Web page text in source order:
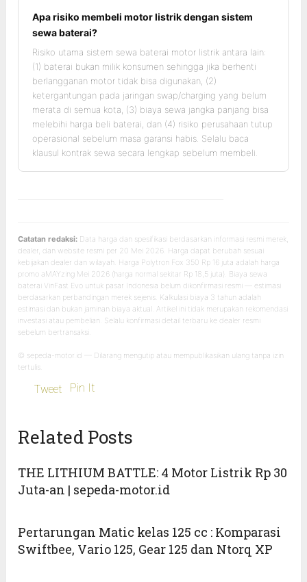
Apa risiko membeli motor listrik dengan sistem
sewa baterai?
Risiko utama sistem sewa baterai motor listrik antara lain:
(1) baterai bukan milik konsumen sehingga jika berhenti
berlangganan motor tidak bisa digunakan, (2)
ketergantungan pada jaringan swap/charging yang belum
merata di semua kota, (3) biaya sewa jangka panjang bisa
melebihi harga beli baterai, dan (4) risiko perusahaan tutup
operasional sebelum masa garansi habis. Selalu baca
klausul kontrak sewa secara lengkap sebelum membeli.
Catatan redaksi: Data harga dan spesifikasi berdasarkan informasi resmi merek,
dealer, dan website resmi per 20 Mei 2026. Harga dapat berubah sesuai
kebijakan dealer dan wilayah. Harga Polytron Fox 350 Rp 16 juta adalah harga
promo aMAYzing Mei 2026 (harga normal sekitar Rp 18,5 juta). Biaya sewa
baterai VinFast Evo untuk pasar Indonesia belum dikonfirmasi resmi — estimasi
berdasarkan perbandingan merek sejenis. Kalkulasi biaya 3 tahun adalah
estimasi dan bukan jaminan biaya aktual. Artikel ini tidak merupakan rekomendasi
investasi atau pembelian. Selalu konfirmasi detail terbaru ke dealer resmi
sebelum bertransaksi.
© sepeda-motor.id — Dilarang mengutip atau mempublikasikan ulang tanpa izin
tertulis.
Tweet Pin It
Related Posts
THE LITHIUM BATTLE: 4 Motor Listrik Rp 30
Juta-an | sepeda-motor.id
Pertarungan Matic kelas 125 cc : Komparasi
Swiftbee, Vario 125, Gear 125 dan Ntorq XP